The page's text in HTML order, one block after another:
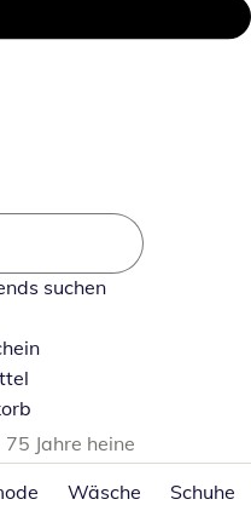
suchen
75 Jahre heine
Wäsche Schuhe